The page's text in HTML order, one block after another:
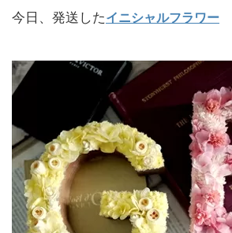
今日、発送したイニシャルフラワー